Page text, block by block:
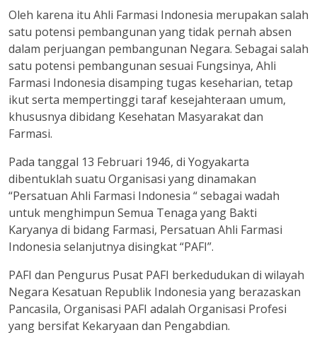
Oleh karena itu Ahli Farmasi Indonesia merupakan salah
satu potensi pembangunan yang tidak pernah absen
dalam perjuangan pembangunan Negara. Sebagai salah
satu potensi pembangunan sesuai Fungsinya, Ahli
Farmasi Indonesia disamping tugas keseharian, tetap
ikut serta mempertinggi taraf kesejahteraan umum,
khususnya dibidang Kesehatan Masyarakat dan
Farmasi.
Pada tanggal 13 Februari 1946, di Yogyakarta
dibentuklah suatu Organisasi yang dinamakan
“Persatuan Ahli Farmasi Indonesia “ sebagai wadah
untuk menghimpun Semua Tenaga yang Bakti
Karyanya di bidang Farmasi, Persatuan Ahli Farmasi
Indonesia selanjutnya disingkat “PAFI”.
PAFI dan Pengurus Pusat PAFI berkedudukan di wilayah
Negara Kesatuan Republik Indonesia yang berazaskan
Pancasila, Organisasi PAFI adalah Organisasi Profesi
yang bersifat Kekaryaan dan Pengabdian.